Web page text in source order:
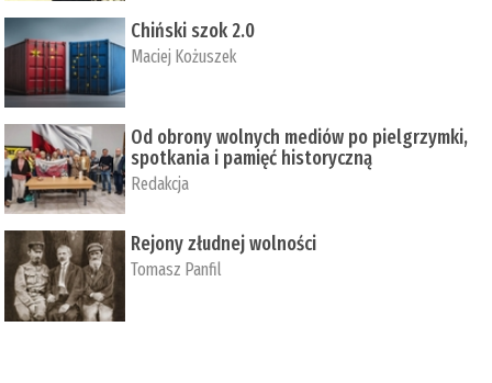
Chiński szok 2.0
Maciej Kożuszek
Od obrony wolnych mediów po pielgrzymki,
spotkania i pamięć historyczną
Redakcja
Rejony złudnej wolności
Tomasz Panfil